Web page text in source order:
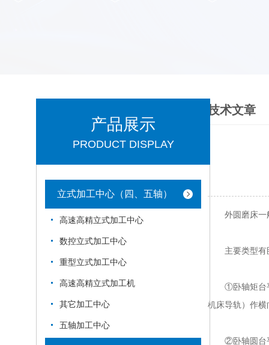
产品展示
PRODUCT DISPLAY
立式加工中心（四、五轴）
高速高精立式加工中心
数控立式加工中心
重型立式加工中心
高速高精立式加工机
其它加工中心
五轴加工中心
技术文章
外圆磨床一般
主要类型有卧
①卧轴矩台平
机床导轨）作
②卧轴圆台平